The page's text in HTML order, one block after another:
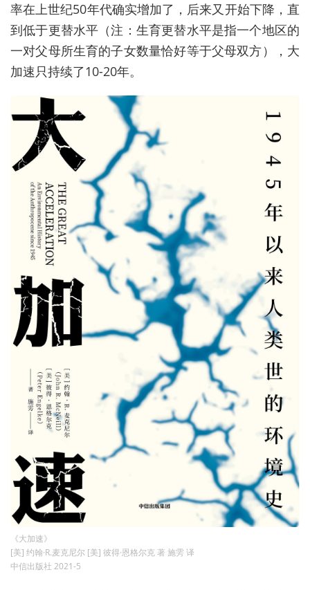
率在上世纪50年代确实增加了，后来又开始下降，直
到低于更替水平（注：生育更替水平是指一个地区的
一对父母所生育的子女数量恰好等于父母双方），大
加速只持续了10-20年。
《大加速》
[美] 约翰·R.麦克尼尔 [美] 彼得·恩格尔克 著 施雱 译
中信出版社 2021-5